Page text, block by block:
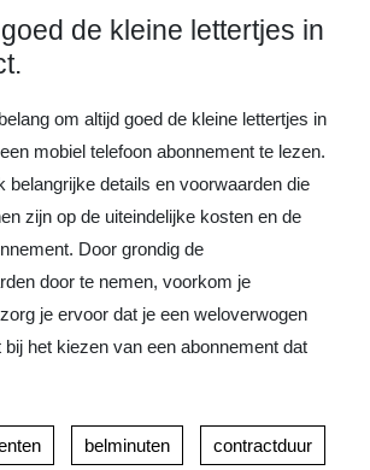
de kleine lettertjes in
om altijd goed de kleine lettertjes in
mobiel telefoon abonnement te lezen.
belangrijke details en voorwaarden die
zijn op de uiteindelijke kosten en de
Door grondig de
door te nemen, voorkom je
je ervoor dat je een weloverwogen
het kiezen van een abonnement dat
belminuten contractduur